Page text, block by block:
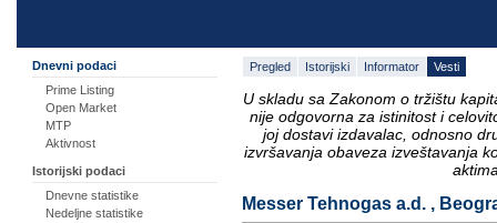
Dnevni podaci
Prime Listing
Open Market
MTP
Aktivnost
Istorijski podaci
Dnevne statistike
Nedeljne statistike
Pregled Istorijski Informator Vesti
U skladu sa Zakonom o tržištu
nije odgovorna za istinitost i
joj dostavi izdavalac, odnosno
izvršavanja obaveza izveštavanja
Messer Tehnogas a.d. ,